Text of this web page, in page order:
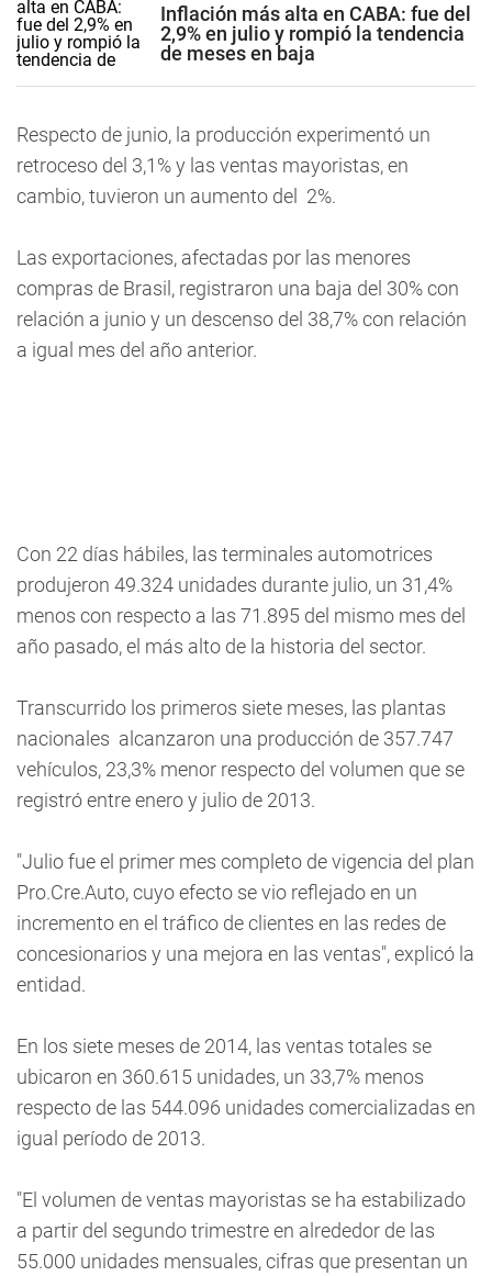
Inflación más alta en CABA: fue del
2,9% en julio y rompió la tendencia
de meses en baja
Respecto de junio, la producción experimentó un
retroceso del 3,1% y las ventas mayoristas, en
cambio, tuvieron un aumento del 2%.
Las exportaciones, afectadas por las menores
compras de Brasil, registraron una baja del 30% con
relación a junio y un descenso del 38,7% con relación
a igual mes del año anterior.
Con 22 días hábiles, las terminales automotrices
produjeron 49.324 unidades durante julio, un 31,4%
menos con respecto a las 71.895 del mismo mes del
año pasado, el más alto de la historia del sector.
Transcurrido los primeros siete meses, las plantas
nacionales alcanzaron una producción de 357.747
vehículos, 23,3% menor respecto del volumen que se
registró entre enero y julio de 2013.
"Julio fue el primer mes completo de vigencia del plan
Pro.Cre.Auto, cuyo efecto se vio reflejado en un
incremento en el tráfico de clientes en las redes de
concesionarios y una mejora en las ventas", explicó la
entidad.
En los siete meses de 2014, las ventas totales se
ubicaron en 360.615 unidades, un 33,7% menos
respecto de las 544.096 unidades comercializadas en
igual período de 2013.
"El volumen de ventas mayoristas se ha estabilizado
a partir del segundo trimestre en alrededor de las
55.000 unidades mensuales, cifras que presentan un